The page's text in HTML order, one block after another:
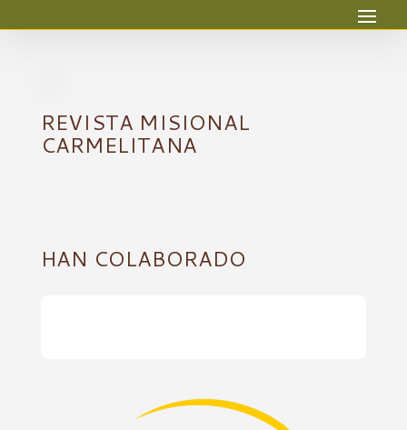
REVISTA MISIONAL
CARMELITANA
HAN COLABORADO